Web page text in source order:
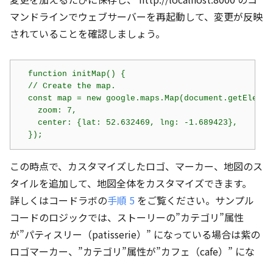
マンドラインでウェブサーバーを再起動して、変更が反映
されていることを確認しましょう。
  });
この時点で、カスタマイズしたロゴ、マーカー、地図のス
タイルを追加して、地図全体をカスタマイズできます。
詳しくはコードラボの手順 5 をご覧ください。サンプル
コードのロジックでは、ストーリーの”カテゴリ”属性
が”パティスリー（patisserie）” になっている場合は紫の
ロゴマーカー、”カテゴリ”属性が”カフェ（cafe）” にな